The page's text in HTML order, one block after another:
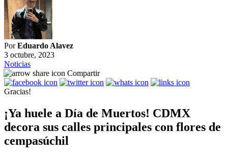
PorEduardo Alavez
3 octubre, 2023
Noticias
Compartir
Gracias!
¡Ya huele a Día de Muertos! CDMX
decora sus calles principales con flores de
cempasúchil